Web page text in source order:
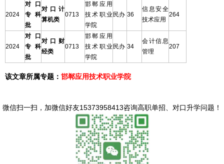
2024
对口
专科
批
对口计
算机类
0713
邯郸应用
技术职业
学院
民办 36
信息安全
技术应用
264
2024
对口
专科
批
对口财
经类
0713
邯郸应用
技术职业
学院
民办 34
会计信息
管理
207
该文章所属专题： 邯郸应用技术职业学院
微信扫一扫， 加微信好友15373958413咨询高职单招、对口升学问题 ！